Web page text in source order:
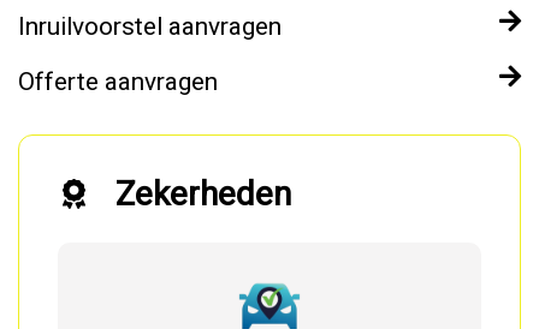
Inruilvoorstel aanvragen
Offerte aanvragen
Zekerheden